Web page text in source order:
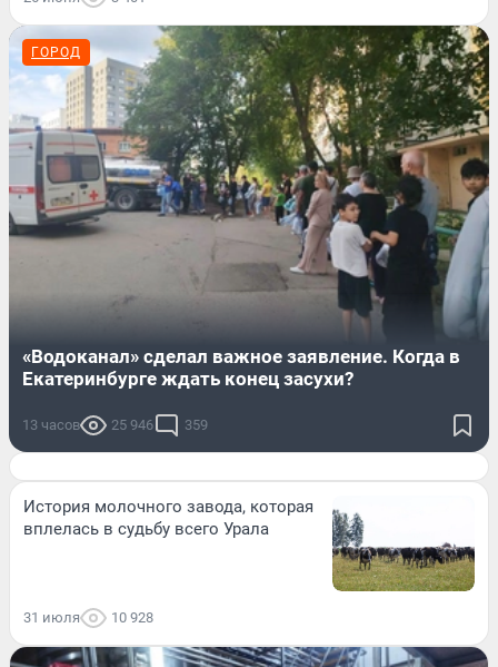
ГОРОД
«Водоканал» сделал важное заявление. Когда в
Екатеринбурге ждать конец засухи?
13 часов 25 946 359
История молочного завода, которая
вплелась в судьбу всего Урала
31 июля 10 928